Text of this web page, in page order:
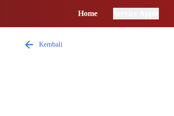
Home
Kembali